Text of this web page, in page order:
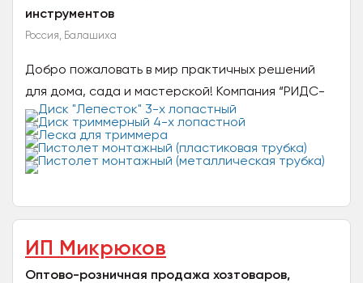
инструментов
Россия, Балашиха
Добро пожаловать в мир практичных решений
для дома, сада и мастерской! Компания “РИДС-
Инструменты” — это Российский производитель,...
ИП Микрюков
Оптово-розничная продажа хозтоваров,